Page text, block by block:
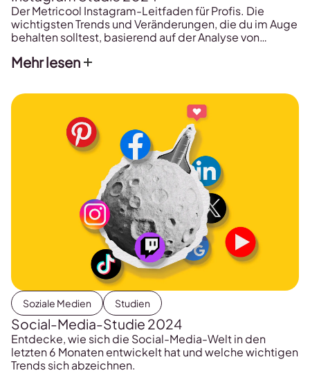
Der Metricool Instagram-Leitfaden für Profis. Die
wichtigsten Trends und Veränderungen, die du im Auge
behalten solltest, basierend auf der Analyse von
Reels und 23.626.298 Stories. Die jährliche Instagram-
Instagram besser zu verstehen – ganz gleich, […]
Mehr lesen
Soziale Medien Studien
Social-Media-Studie 2024
Entdecke, wie sich die Social-Media-Welt in den
letzten 6 Monaten entwickelt hat und welche wichtigen
Trends sich abzeichnen.